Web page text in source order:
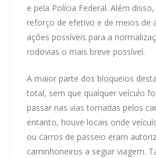
e pela Polícia Federal. Além
reforço de efetivo e de meios de
ações possíveis para a
rodovias o mais breve possível.
A maior parte dos bloqueios
total, sem que qualquer veículo
passar nas vias tomadas pelos
entanto, houve locais onde
ou carros de passeio eram
caminhoneiros a seguir viagem.